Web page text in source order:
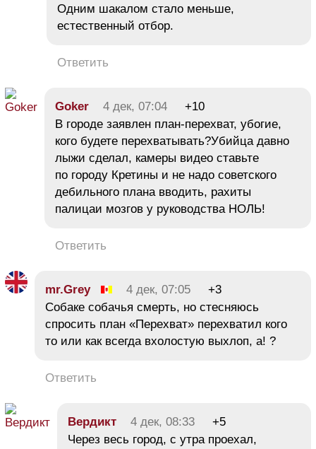
Одним шакалом стало меньше,
естественный отбор.
Ответить
Goker 4 дек, 07:04
+10
В городе заявлен план-перехват, убогие,
кого будете перехватывать?Убийца давно
лыжи сделал, камеры видео ставьте
по городу Кретины и не надо советского
дебильного плана вводить, рахиты
палицаи мозгов у руководства НОЛЬ!
Ответить
mr.Grey 4 дек, 07:05
+3
Собаке собачья смерть, но стесняюсь
спросить план «Перехват» перехватил кого
то или как всегда вхолостую выхлоп, а! ?
Ответить
Вердикт 4 дек, 08:33
+5
Через весь город, с утра проехал,